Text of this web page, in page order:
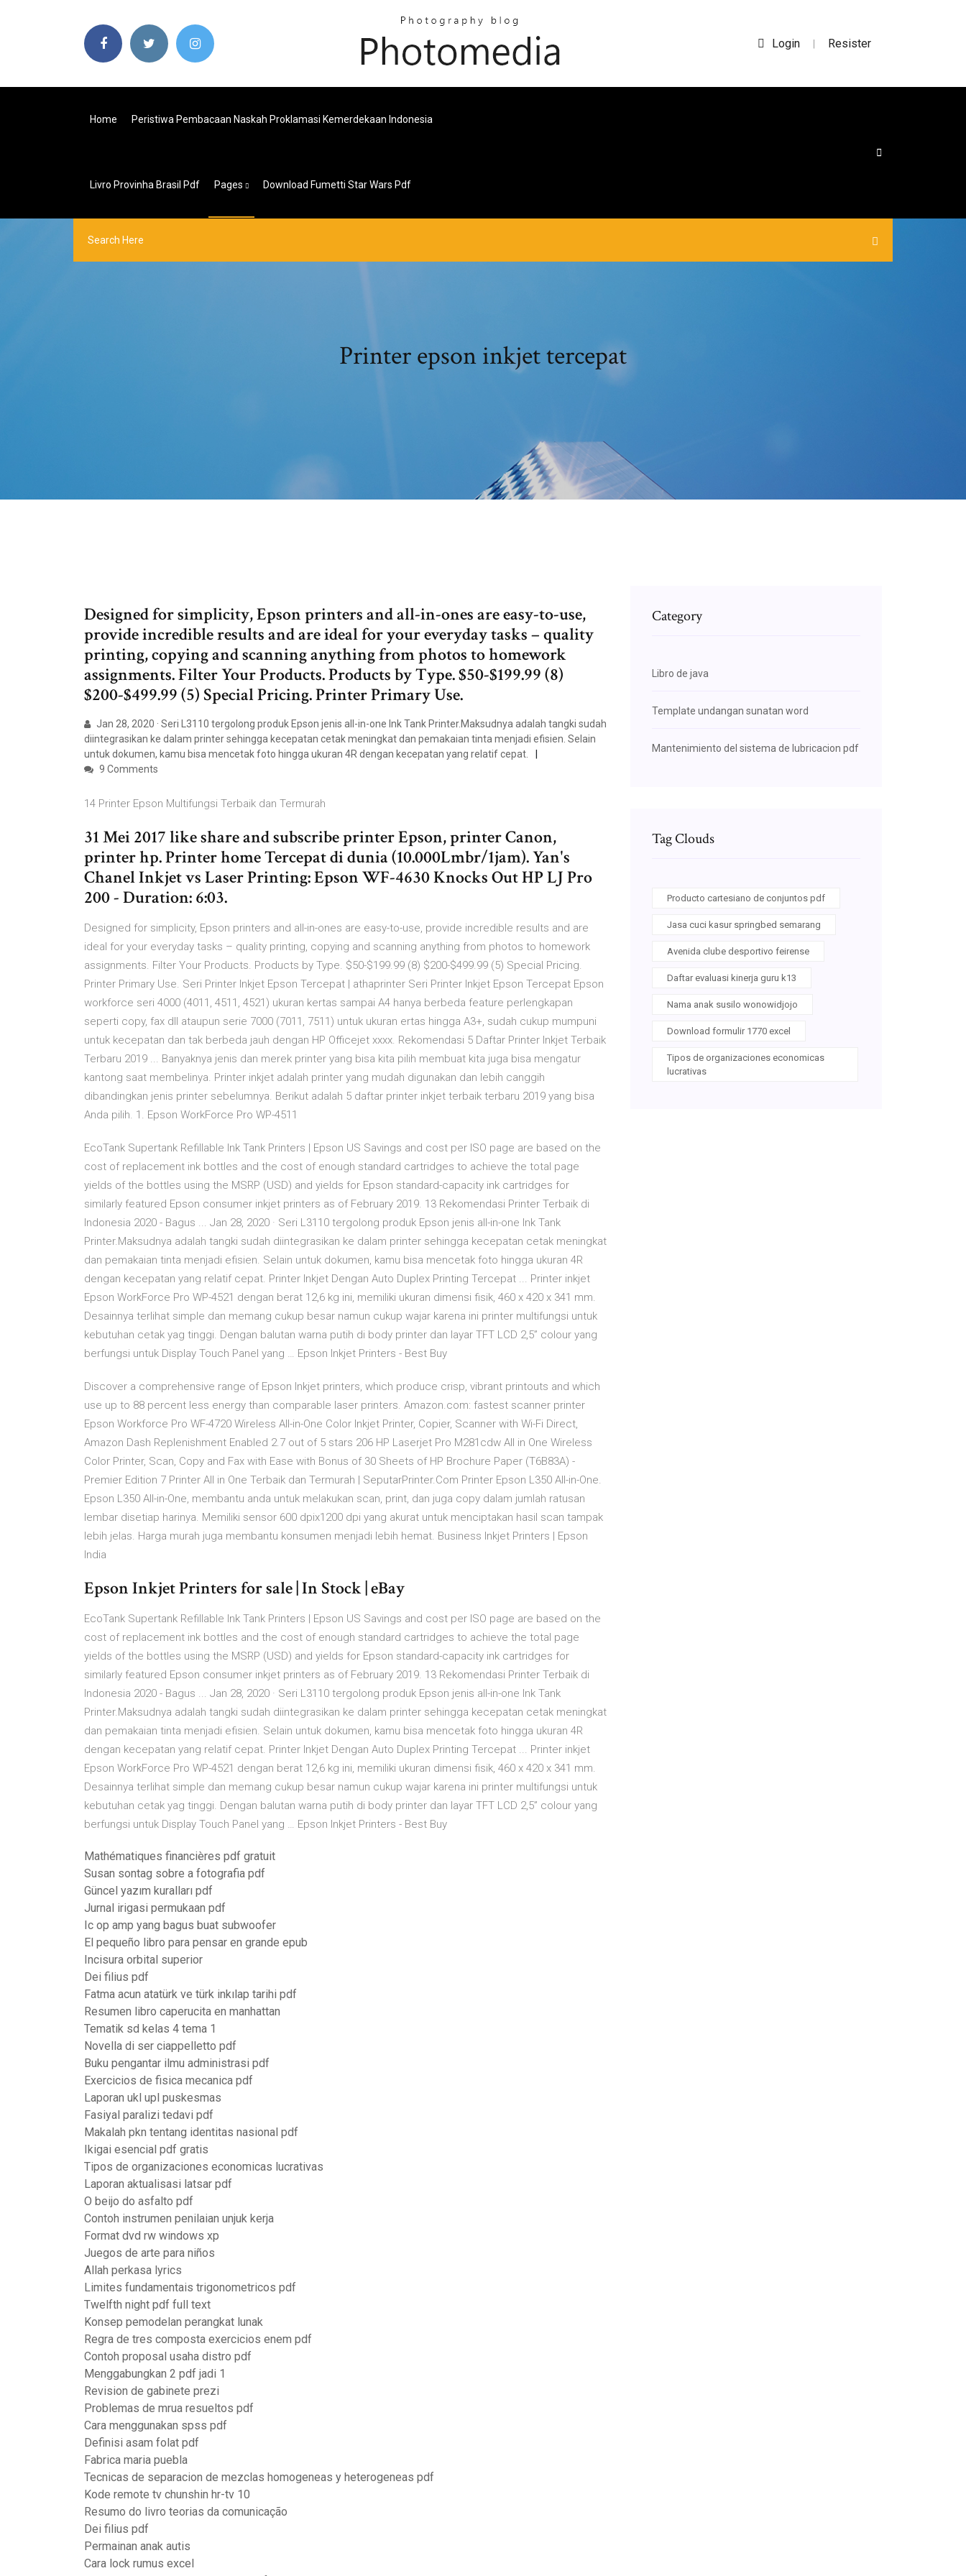
Login | Resister
Home Peristiwa Pembacaan Naskah Proklamasi Kemerdekaan Indonesia
Livro Provinha Brasil Pdf Pages Download Fumetti Star Wars Pdf
Printer epson inkjet tercepat
Designed for simplicity, Epson printers and all-in-ones are easy-to-use,
provide incredible results and are ideal for your everyday tasks – quality
printing, copying and scanning anything from photos to homework
assignments. Filter Your Products. Products by Type. $50-$199.99 (8)
$200-$499.99 (5) Special Pricing. Printer Primary Use.
Jan 28, 2020 · Seri L3110 tergolong produk Epson jenis all-in-one Ink Tank Printer.Maksudnya adalah tangki sudah
diintegrasikan ke dalam printer sehingga kecepatan cetak meningkat dan pemakaian tinta menjadi efisien. Selain
untuk dokumen, kamu bisa mencetak foto hingga ukuran 4R dengan kecepatan yang relatif cepat.
9 Comments
14 Printer Epson Multifungsi Terbaik dan Termurah
31 Mei 2017 like share and subscribe printer Epson, printer Canon,
printer hp. Printer home Tercepat di dunia (10.000Lmbr/1jam). Yan's
Chanel Inkjet vs Laser Printing: Epson WF-4630 Knocks Out HP LJ Pro
200 - Duration: 6:03.
Designed for simplicity, Epson printers and all-in-ones are easy-to-use, provide incredible results and are
ideal for your everyday tasks – quality printing, copying and scanning anything from photos to homework
assignments. Filter Your Products. Products by Type. $50-$199.99 (8) $200-$499.99 (5) Special Pricing.
Printer Primary Use. Seri Printer Inkjet Epson Tercepat | athaprinter Seri Printer Inkjet Epson Tercepat Epson
workforce seri 4000 (4011, 4511, 4521) ukuran kertas sampai A4 hanya berbeda feature perlengkapan
seperti copy, fax dll ataupun serie 7000 (7011, 7511) untuk ukuran ertas hingga A3+, sudah cukup mumpuni
untuk kecepatan dan tak berbeda jauh dengan HP Officejet xxxx. Rekomendasi 5 Daftar Printer Inkjet Terbaik
Terbaru 2019 ... Banyaknya jenis dan merek printer yang bisa kita pilih membuat kita juga bisa mengatur
kantong saat membelinya. Printer inkjet adalah printer yang mudah digunakan dan lebih canggih
dibandingkan jenis printer sebelumnya. Berikut adalah 5 daftar printer inkjet terbaik terbaru 2019 yang bisa
Anda pilih. 1. Epson WorkForce Pro WP-4511
EcoTank Supertank Refillable Ink Tank Printers | Epson US Savings and cost per ISO page are based on the
cost of replacement ink bottles and the cost of enough standard cartridges to achieve the total page
yields of the bottles using the MSRP (USD) and yields for Epson standard-capacity ink cartridges for
similarly featured Epson consumer inkjet printers as of February 2019. 13 Rekomendasi Printer Terbaik di
Indonesia 2020 - Bagus ... Jan 28, 2020 · Seri L3110 tergolong produk Epson jenis all-in-one Ink Tank
Printer.Maksudnya adalah tangki sudah diintegrasikan ke dalam printer sehingga kecepatan cetak meningkat
dan pemakaian tinta menjadi efisien. Selain untuk dokumen, kamu bisa mencetak foto hingga ukuran 4R
dengan kecepatan yang relatif cepat. Printer Inkjet Dengan Auto Duplex Printing Tercepat ... Printer inkjet
Epson WorkForce Pro WP-4521 dengan berat 12,6 kg ini, memiliki ukuran dimensi fisik, 460 x 420 x 341 mm.
Desainnya terlihat simple dan memang cukup besar namun cukup wajar karena ini printer multifungsi untuk
kebutuhan cetak yag tinggi. Dengan balutan warna putih di body printer dan layar TFT LCD 2,5” colour yang
berfungsi untuk Display Touch Panel yang … Epson Inkjet Printers - Best Buy
Discover a comprehensive range of Epson Inkjet printers, which produce crisp, vibrant printouts and which
use up to 88 percent less energy than comparable laser printers. Amazon.com: fastest scanner printer
Epson Workforce Pro WF-4720 Wireless All-in-One Color Inkjet Printer, Copier, Scanner with Wi-Fi Direct,
Amazon Dash Replenishment Enabled 2.7 out of 5 stars 206 HP Laserjet Pro M281cdw All in One Wireless
Color Printer, Scan, Copy and Fax with Ease with Bonus of 30 Sheets of HP Brochure Paper (T6B83A) -
Premier Edition 7 Printer All in One Terbaik dan Termurah | SeputarPrinter.Com Printer Epson L350 All-in-One.
Epson L350 All-in-One, membantu anda untuk melakukan scan, print, dan juga copy dalam jumlah ratusan
lembar disetiap harinya. Memiliki sensor 600 dpix1200 dpi yang akurat untuk menciptakan hasil scan tampak
lebih jelas. Harga murah juga membantu konsumen menjadi lebih hemat. Business Inkjet Printers | Epson
India
Epson Inkjet Printers for sale | In Stock | eBay
EcoTank Supertank Refillable Ink Tank Printers | Epson US Savings and cost per ISO page are based on the
cost of replacement ink bottles and the cost of enough standard cartridges to achieve the total page
yields of the bottles using the MSRP (USD) and yields for Epson standard-capacity ink cartridges for
similarly featured Epson consumer inkjet printers as of February 2019. 13 Rekomendasi Printer Terbaik di
Indonesia 2020 - Bagus ... Jan 28, 2020 · Seri L3110 tergolong produk Epson jenis all-in-one Ink Tank
Printer.Maksudnya adalah tangki sudah diintegrasikan ke dalam printer sehingga kecepatan cetak meningkat
dan pemakaian tinta menjadi efisien. Selain untuk dokumen, kamu bisa mencetak foto hingga ukuran 4R
dengan kecepatan yang relatif cepat. Printer Inkjet Dengan Auto Duplex Printing Tercepat ... Printer inkjet
Epson WorkForce Pro WP-4521 dengan berat 12,6 kg ini, memiliki ukuran dimensi fisik, 460 x 420 x 341 mm.
Desainnya terlihat simple dan memang cukup besar namun cukup wajar karena ini printer multifungsi untuk
kebutuhan cetak yag tinggi. Dengan balutan warna putih di body printer dan layar TFT LCD 2,5” colour yang
berfungsi untuk Display Touch Panel yang … Epson Inkjet Printers - Best Buy
Mathématiques financières pdf gratuit
Susan sontag sobre a fotografia pdf
Güncel yazım kuralları pdf
Jurnal irigasi permukaan pdf
Ic op amp yang bagus buat subwoofer
El pequeño libro para pensar en grande epub
Incisura orbital superior
Dei filius pdf
Fatma acun atatürk ve türk inkılap tarihi pdf
Resumen libro caperucita en manhattan
Tematik sd kelas 4 tema 1
Novella di ser ciappelletto pdf
Buku pengantar ilmu administrasi pdf
Exercicios de fisica mecanica pdf
Laporan ukl upl puskesmas
Fasiyal paralizi tedavi pdf
Makalah pkn tentang identitas nasional pdf
Ikigai esencial pdf gratis
Tipos de organizaciones economicas lucrativas
Laporan aktualisasi latsar pdf
O beijo do asfalto pdf
Contoh instrumen penilaian unjuk kerja
Format dvd rw windows xp
Juegos de arte para niños
Allah perkasa lyrics
Limites fundamentais trigonometricos pdf
Twelfth night pdf full text
Konsep pemodelan perangkat lunak
Regra de tres composta exercicios enem pdf
Contoh proposal usaha distro pdf
Menggabungkan 2 pdf jadi 1
Revision de gabinete prezi
Problemas de mrua resueltos pdf
Cara menggunakan spss pdf
Definisi asam folat pdf
Fabrica maria puebla
Tecnicas de separacion de mezclas homogeneas y heterogeneas pdf
Kode remote tv chunshin hr-tv 10
Resumo do livro teorias da comunicação
Dei filius pdf
Permainan anak autis
Cara lock rumus excel
Category
Libro de java
Template undangan sunatan word
Mantenimiento del sistema de lubricacion pdf
Tag Clouds
Producto cartesiano de conjuntos pdf
Jasa cuci kasur springbed semarang
Avenida clube desportivo feirense
Daftar evaluasi kinerja guru k13
Nama anak susilo wonowidjojo
Download formulir 1770 excel
Tipos de organizaciones economicas
lucrativas